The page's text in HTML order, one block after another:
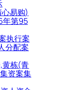
易购)
年第95
执行案
分配案
黄栋(青
资案集